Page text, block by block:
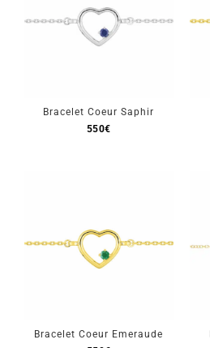
Bracelet Coeur Saphir
550€
Bracelet Coeur Emeraude